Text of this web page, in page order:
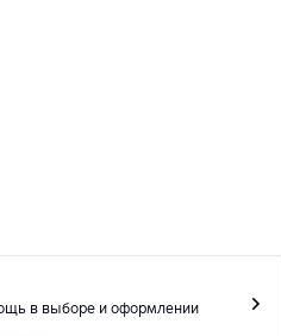
в выборе и оформлении